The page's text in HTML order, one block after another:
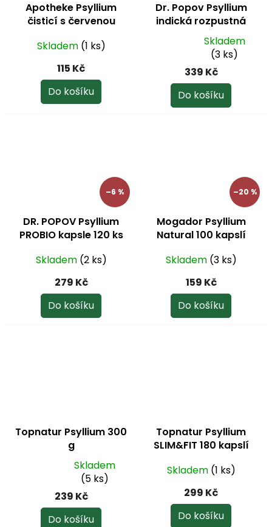
Apotheke Psyllium
čisticí s červenou
Skladem (1 ks)
115 Kč
Do košíku
Dr. Popov Psyllium
indická rozpustná
vláknina 500 g
produktu
Skladem
(3 ks)
339 Kč
Do košíku
–6 %
DR. POPOV Psyllium
PROBIO kapsle 120 ks
Skladem (2 ks)
279 Kč
Do košíku
–20 %
Mogador Psyllium
Natural 100 kapslí
Skladem (3 ks)
159 Kč
Do košíku
Topnatur Psyllium 300
g
produktu
Skladem
(5 ks)
239 Kč
Do košíku
Topnatur Psyllium
SLIM&FIT 180 kapslí
Skladem (1 ks)
299 Kč
Do košíku